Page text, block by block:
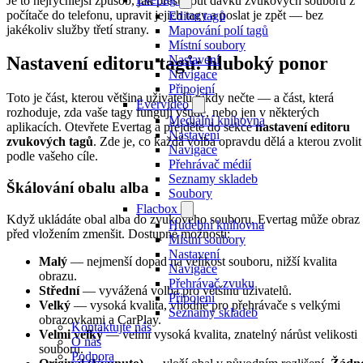
Editor tagů
Mapování polí tagů
Místní soubory
Nastavení
Navigace
Připojení
Evervideo
Mediální knihovna
Nastavení
Navigace
Přehrávač médií
Seznamy skladeb
Soubory
Flacbox
Hudební knihovna
Místní soubory
Nastavení
Navigace
Přehrávač zvuku
Připojení
Seznamy skladeb
Kontaktujte nás
O nás
Podpora
počítače do telefonu, upravit jejich tagy a poslat je zpět — bez
jakékoliv služby třetí strany.
Nastavení editoru tagů: hluboký ponor
Toto je část, kterou většina uživatelů nikdy nečte — a část, která
rozhoduje, zda vaše tagy fungují všude, nebo jen v některých
aplikacích. Otevřete Evertag a přejděte do sekcenastavení editoru
zvukových tagů. Zde je, co každá volba opravdu dělá a kterou zvolit
podle vašeho cíle.
Škálování obalu alba
Když ukládáte obal alba do zvukového souboru, Evertag může obraz
před vložením zmenšit. Dostupné možnosti:
Malý — nejmenší dopad na velikost souboru, nižší kvalita
obrazu.
Střední— vyvážená volba pro většinu uživatelů.
Velký — vysoká kvalita, vhodné pro přehrávače s velkými
obrazovkami a CarPlay.
Velmi velký— velmi vysoká kvalita, znatelný nárůst velikosti
souboru.